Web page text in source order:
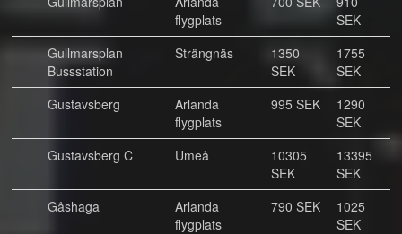
flygplats
SEK
Gullmarsplan
Bussstation
Strängnäs
1350
SEK
1755
SEK
Gustavsberg
Arlanda
flygplats
995 SEK
1290
SEK
Gustavsberg C
Umeå
10305
SEK
13395
SEK
Gåshaga
Arlanda
flygplats
790 SEK
1025
SEK